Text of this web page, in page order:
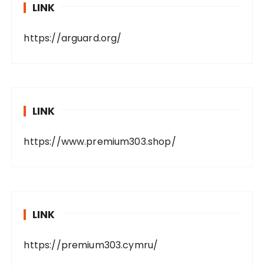
LINK
https://arguard.org/
LINK
https://www.premium303.shop/
LINK
https://premium303.cymru/